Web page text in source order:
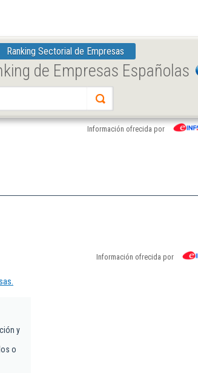
Ranking Sectorial de Empresas
de Empresas Españolas
Información ofrecida por
Información ofrecida por
y
o